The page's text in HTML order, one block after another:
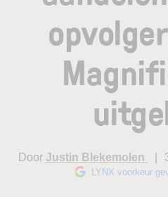
Door Justin Blekemolen
LYNX voorkeur